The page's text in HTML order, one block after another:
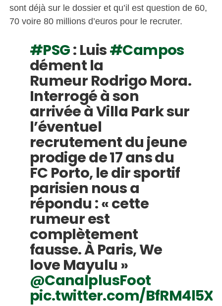
sont déjà sur le dossier et qu’il est question de 60,
70 voire 80 millions d’euros pour le recruter.
#PSG: Luis#Campos
dément la
Rumeur Rodrigo Mora.
Interrogé à son
arrivée à Villa Park sur
l’éventuel
recrutement du jeune
prodige de 17 ans du
FC Porto, le dir sportif
parisien nous a
répondu : « cette
rumeur est
complètement
fausse. À Paris, We
love Mayulu »
@CanalplusFoot
pic.twitter.com/